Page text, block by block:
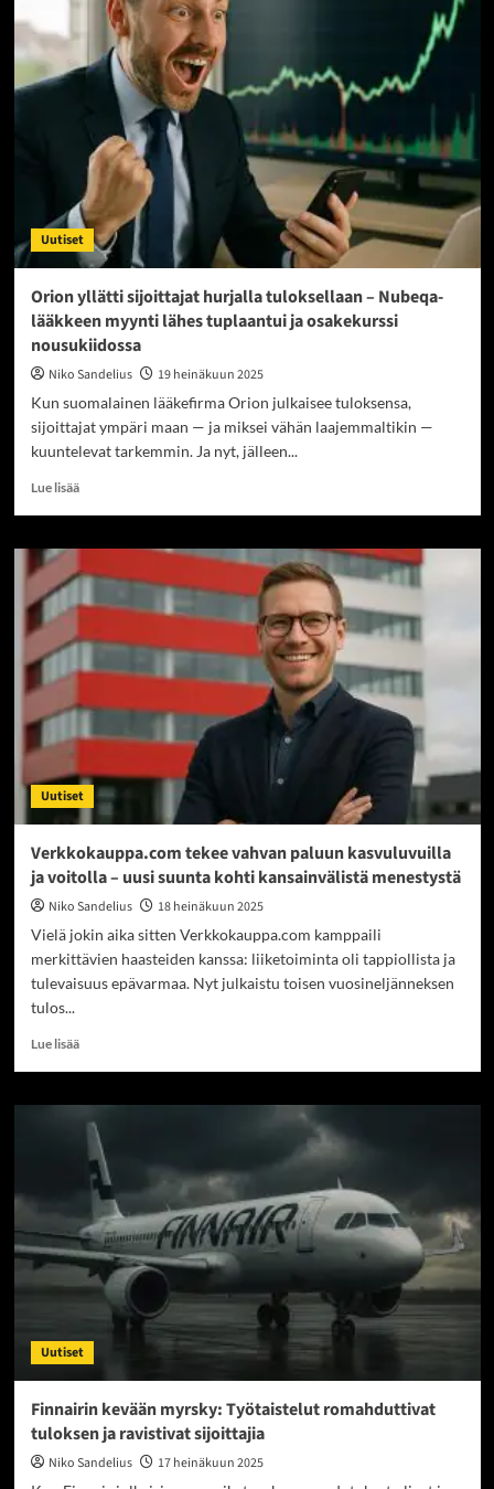
metsäsektori
uudessa
nousussa
Jasmin
näkee
sijoittajalle
tilaisuuden
juuri
nyt
Uutiset
Orion yllätti sijoittajat hurjalla tuloksellaan – Nubeqa-
lääkkeen myynti lähes tuplaantui ja osakekurssi
nousukiidossa
Niko Sandelius
19 heinäkuun 2025
Kun suomalainen lääkefirma Orion julkaisee tuloksensa,
sijoittajat ympäri maan — ja miksei vähän laajemmaltikin —
kuuntelevat tarkemmin. Ja nyt, jälleen...
Lue lisääRead
Orion
yllätti
hurjalla
Nubeqa-
myynti
lähes
ja
osakekurssi
nousukiidossa
Uutiset
Verkkokauppa.com tekee vahvan paluun kasvuluvuilla
ja voitolla – uusi suunta kohti kansainvälistä menestystä
Niko Sandelius
18 heinäkuun 2025
Vielä jokin aika sitten Verkkokauppa.com kamppaili
merkittävien haasteiden kanssa: liiketoiminta oli tappiollista ja
tulevaisuus epävarmaa. Nyt julkaistu toisen vuosineljänneksen
tulos...
Lue lisääRead
Verkkokauppa.com
tekee
vahvan
paluun
kasvuluvuilla
voitolla
–
uusi
suunta
kansainvälistä
menestystä
Uutiset
Finnairin kevään myrsky: Työtaistelut romahduttivat
tuloksen ja ravistivat sijoittajia
Niko Sandelius
17 heinäkuun 2025